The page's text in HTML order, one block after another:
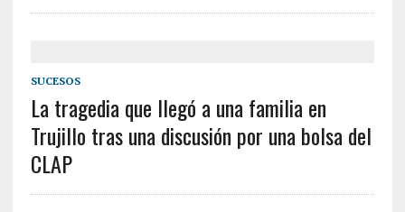
SUCESOS
La tragedia que llegó a una familia en
Trujillo tras una discusión por una bolsa del
CLAP